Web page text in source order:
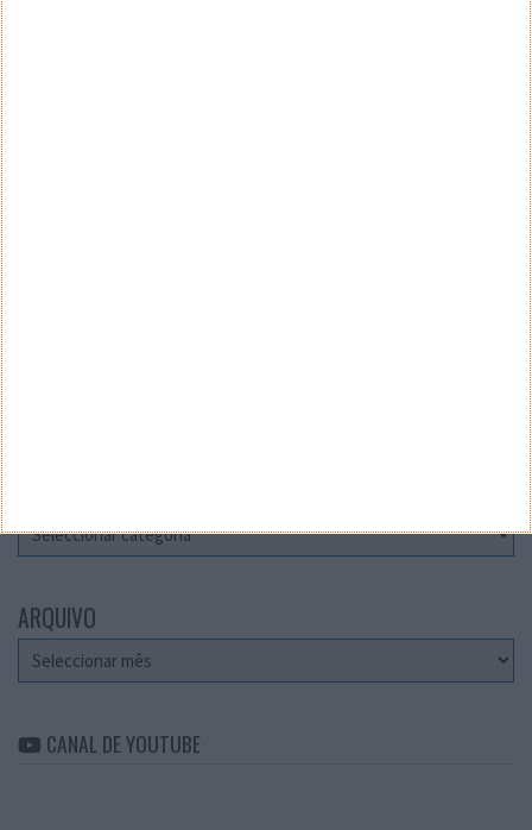
ARQUIVO
Arquivo
CANAL DE YOUTUBE